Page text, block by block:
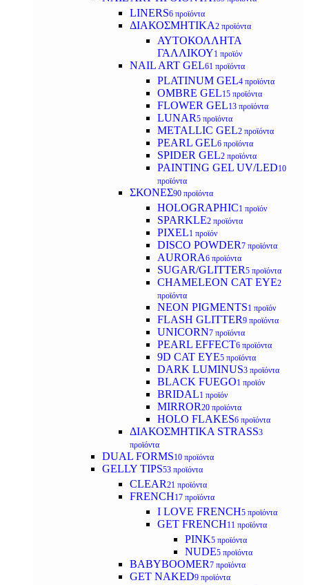
LINERS6 προϊόντα
ΔΙΑΚΟΣΜΗΤΙΚΑ2 προϊόντα
ΑΥΤΟΚΟΛΛΗΤΑ
ΓΑΛΛΙΚΟΥ1 προϊόν
NAIL ART GEL61 προϊόντα
PLATINUM GEL4 προϊόντα
OMBRE GEL15 προϊόντα
FLOWER GEL13 προϊόντα
LUNAR5 προϊόντα
METALLIC GEL2 προϊόντα
PEARL GEL6 προϊόντα
SPIDER GEL2 προϊόντα
PAINTING GEL UV/LED10
προϊόντα
ΣΚΟΝΕΣ90 προϊόντα
HOLOGRAPHIC1 προϊόν
SPARKLE2 προϊόντα
PIXEL1 προϊόν
DISCO POWDER7 προϊόντα
AURORA6 προϊόντα
SUGAR/GLITTER5 προϊόντα
CHAMELEON CAT EYE2
προϊόντα
NEON PIGMENTS1 προϊόν
FLASH GLITTER9 προϊόντα
UNICORN7 προϊόντα
PEARL EFFECT6 προϊόντα
9D CAT EYE5 προϊόντα
DARK LUMINUS3 προϊόντα
BLACK FUEGO1 προϊόν
BRIDAL1 προϊόν
MIRROR20 προϊόντα
HOLO FLAKES6 προϊόντα
ΔΙΑΚΟΣΜΗΤΙΚΑ STRASS3
προϊόντα
DUAL FORMS10 προϊόντα
GELLY TIPS53 προϊόντα
CLEAR21 προϊόντα
FRENCH17 προϊόντα
I LOVE FRENCH5 προϊόντα
GET FRENCH11 προϊόντα
PINK5 προϊόντα
NUDE5 προϊόντα
BABYBOOMER7 προϊόντα
GET NAKED9 προϊόντα